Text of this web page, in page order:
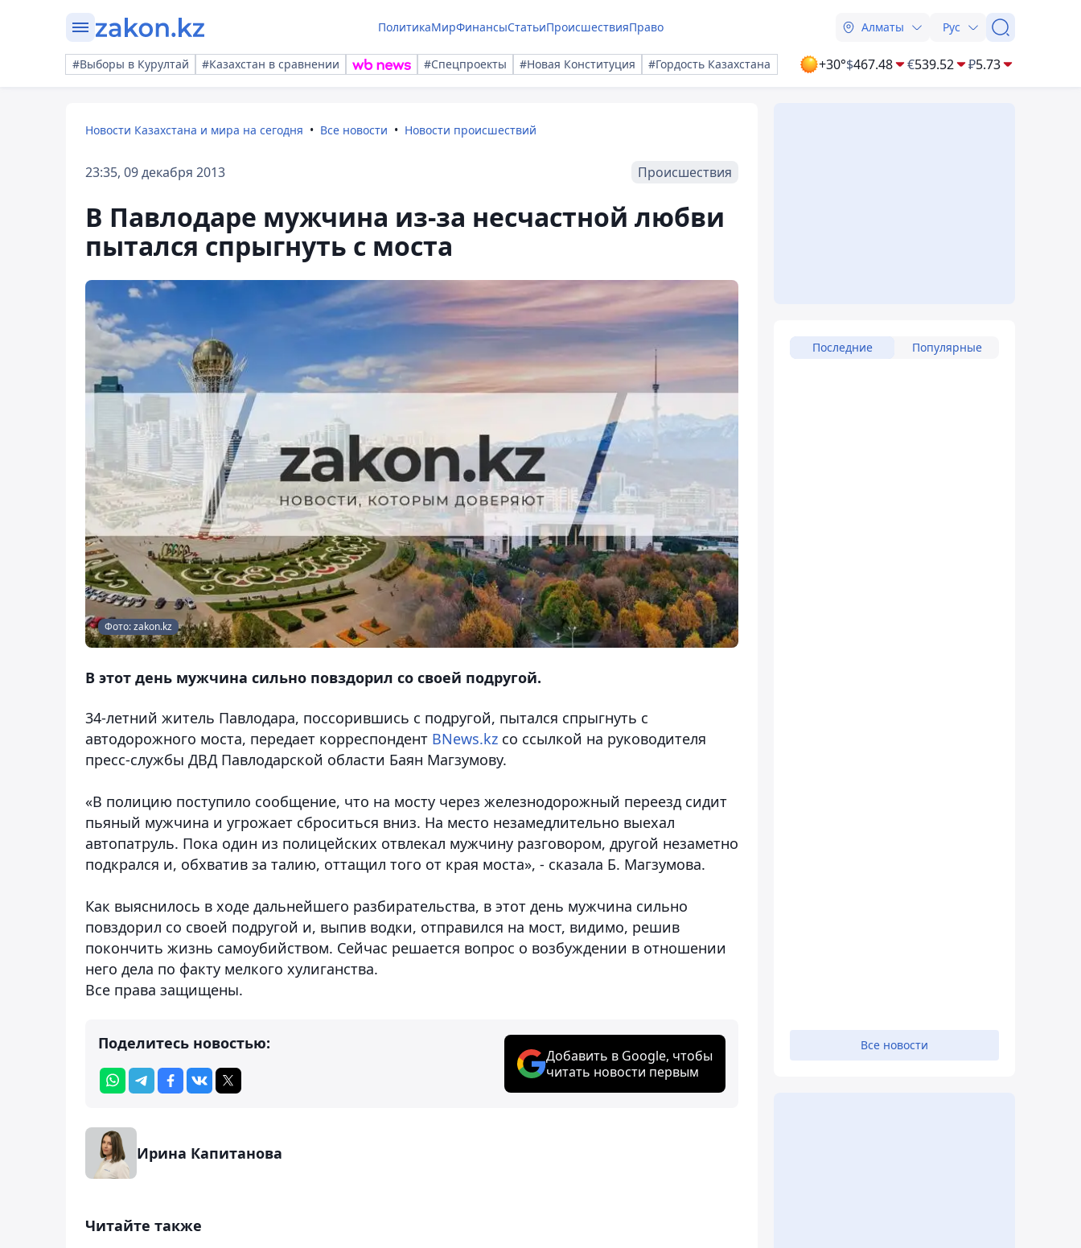
ПолитикаМирФинансыСтатьиПроисшествияПраво Алматы Рус
#Выборы в Курултай #Казахстан в сравнении #Спецпроекты #Новая Конституция #Гордость Казахстана +30°$467.48 €539.52 ₽5.73
Новости Казахстана и мира на сегодня Все новости Новости происшествий
23:35, 09 декабря 2013 Происшествия
В Павлодаре мужчина из-за несчастной любви
пытался спрыгнуть с моста
Фото: zakon.kz
В этот день мужчина сильно повздорил со своей подругой.
34-летний житель Павлодара, поссорившись с подругой, пытался спрыгнуть с
автодорожного моста, передает корреспондент BNews.kz со ссылкой на руководителя
пресс-службы ДВД Павлодарской области Баян Магзумову.
«В полицию поступило сообщение, что на мосту через железнодорожный переезд сидит
пьяный мужчина и угрожает сброситься вниз. На место незамедлительно выехал
автопатруль. Пока один из полицейских отвлекал мужчину разговором, другой незаметно
подкрался и, обхватив за талию, оттащил того от края моста», - сказала Б. Магзумова.
Как выяснилось в ходе дальнейшего разбирательства, в этот день мужчина сильно
повздорил со своей подругой и, выпив водки, отправился на мост, видимо, решив
покончить жизнь самоубийством. Сейчас решается вопрос о возбуждении в отношении
него дела по факту мелкого хулиганства.
Все права защищены.
Поделитесь новостью:
Добавить в Google, чтобы
читать новости первым
Ирина Капитанова
Читайте также
Последние Популярные
Все новости